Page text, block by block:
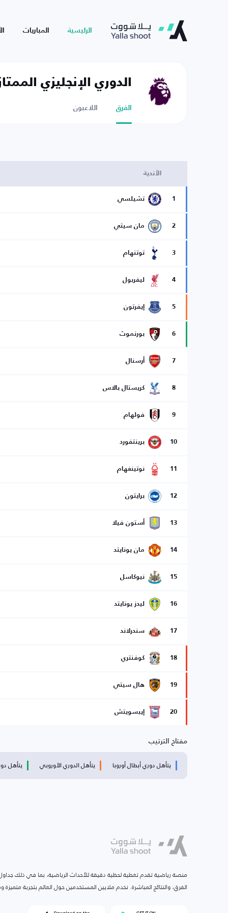
الرئيسية المباريات
الدوري الإنجليزي
الفرق اللاعبون
الأندية
1 تشيلسي
2 مان سيتي
3 توتنهام
4 ليفربول
5 إيفرتون
6 بورنموث
7 أرسنال
8 كريستال بالاس
9 فولهام
10 برينتفورد
11 نوتينغهام
12 برايتون
13 أستون فيلا
14 مان يونايتد
15 نيوكاسل
16 ليدز يونايتد
17 سندرلاند
18 كوفنتري
19 هال سيتي
20 إيبسويتش
مفتاح الترتيب
يتأهل دوري أبطال أوروبا يتأهل الدوري الأوروبي يتأهل
منصة رياضية تقدم تغطية لحظية دقيقة للأحداث الرياضية، بما في ذلك جداول
الفرق، والنتائج المباشرة. نخدم ملايين المستخدمين حول العالم بتجربة